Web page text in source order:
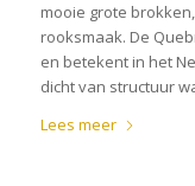
mooie grote
rooksmaak. De
en betekent in het
dicht van structuur
Lees meer